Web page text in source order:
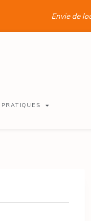
Envie de